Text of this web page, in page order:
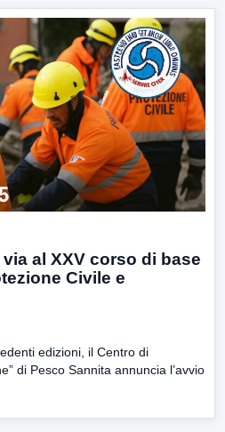
al XXV corso di base
Civile e
edizioni, il Centro di
di Pesco Sannita annuncia l’avvio